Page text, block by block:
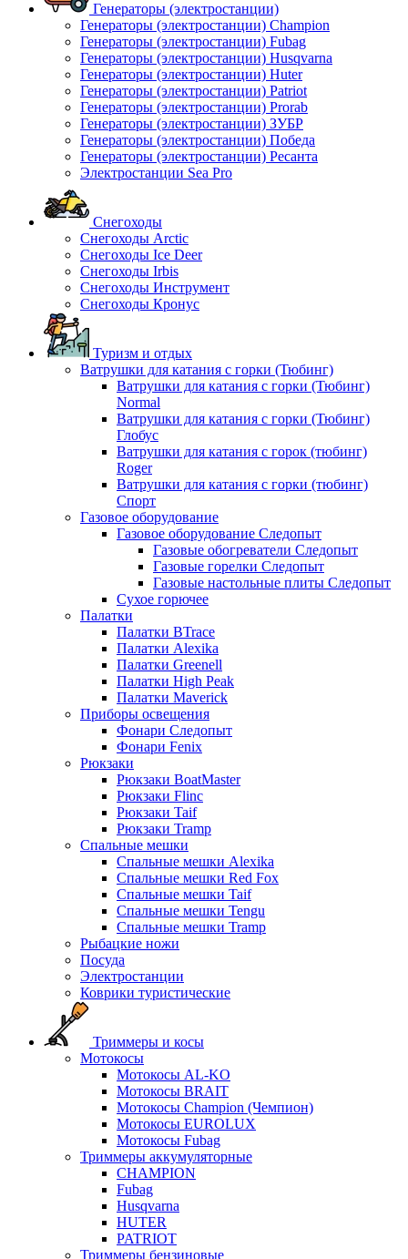
Генераторы (электростанции)
Генераторы (электростанции) Champion
Генераторы (электростанции) Fubag
Генераторы (электростанции) Husqvarna
Генераторы (электростанции) Huter
Генераторы (электростанции) Patriot
Генераторы (электростанции) Prorab
Генераторы (электростанции) ЗУБР
Генераторы (электростанции) Победа
Генераторы (электростанции) Ресанта
Электростанции Sea Pro
Снегоходы
Снегоходы Arctic
Снегоходы Ice Deer
Снегоходы Irbis
Снегоходы Инструмент
Снегоходы Кронус
Туризм и отдых
Ватрушки для катания с горки (Тюбинг)
Ватрушки для катания с горки (Тюбинг)
Normal
Ватрушки для катания с горки (Тюбинг)
Глобус
Ватрушки для катания с горок (тюбинг)
Roger
Ватрушки для катания с горки (тюбинг)
Спорт
Газовое оборудование
Газовое оборудование Следопыт
Газовые обогреватели Следопыт
Газовые горелки Следопыт
Газовые настольные плиты Следопыт
Сухое горючее
Палатки
Палатки BTrace
Палатки Alexika
Палатки Greenell
Палатки High Peak
Палатки Maverick
Приборы освещения
Фонари Следопыт
Фонари Fenix
Рюкзаки
Рюкзаки BoatMaster
Рюкзаки Flinc
Рюкзаки Taif
Рюкзаки Tramp
Спальные мешки
Спальные мешки Alexika
Спальные мешки Red Fox
Спальные мешки Taif
Спальные мешки Tengu
Спальные мешки Tramp
Рыбацкие ножи
Посуда
Электростанции
Коврики туристические
Триммеры и косы
Мотокосы
Мотокосы AL-KO
Мотокосы BRAIT
Мотокосы Champion (Чемпион)
Мотокосы EUROLUX
Мотокосы Fubag
Триммеры аккумуляторные
CHAMPION
Fubag
Husqvarna
HUTER
PATRIOT
Триммеры бензиновые